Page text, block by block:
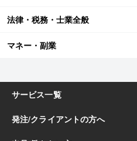
法律・税務・士業全般
マネー・副業